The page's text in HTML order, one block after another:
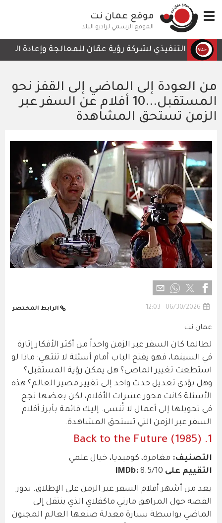
إلى
المحتوى
الرئيسي
Toggle
navigation
موقع عمان نت
الموقع الرسمي لراديو البلد
التنفيذي لشركة رؤية عمّان للمعالجة وإعادة
من العودة إلى الماضي إلى القفز نحو
المستقبل...10 أفلام عن السفر عبر
الزمن تستحق المشاهدة
06/30/2026 - 12:03 الرابط المختصر
عمان نت
لطالما كان السفر عبر الزمن واحداً من أكثر الأفكار إثارة
في السينما، فهو يفتح الباب أمام أسئلة لا تنتهي: ماذا لو
استطعت تغيير الماضي؟ هل يمكن رؤية المستقبل؟
وهل يؤدي تعديل حدث واحد إلى تغيير مصير العالم؟ هذه
الأسئلة كانت محور عشرات الأفلام، لكن بعضها نجح
في تحويلها إلى أعمال لا تُنسى. إليك قائمة بأبرز أفلام
السفر عبر الزمن التي تستحق المشاهدة.
1. Back to the Future (1985)
التصنيف: مغامرة، كوميديا، خيال علمي
التقييم على IMDb: 8.5/10
يعد من أشهر أفلام السفر عبر الزمن على الإطلاق. تدور
القصة حول المراهق مارتي ماكفلاي الذي ينتقل إلى
الماضي بواسطة سيارة معدلة صنعها العالم المجنون